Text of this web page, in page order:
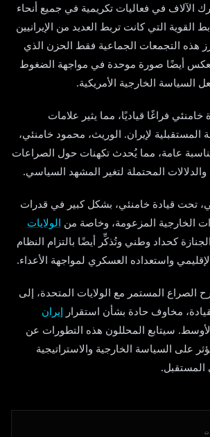
الآلاف في فعاليات تكريمية في جميع أنحاء
القوية التي كانت تربط العديد من الإيرانيين
هذه التجمعات الجماعية فقط الحزن الذي
أيضًا صورة موحدة في مواجهة الضغوط
السياسة الخارجية الأمريكية.
خامنئي فراغًا قياديًا، مما يثير علامات
لإيران. الوريث، محمود خامنئي،
عامة، مما يُحدث تكهنات حول الصراعات
المحتملة لتغير المشهد السياسي.
تحت قيادة خامنئي، بشكل كبير في قدرات
الخارجية المزعومة، وخاصة من الولايات
كحداد وطني وتُذكِّر أيضًا بالتزام النظام
واستعداده العسكري لمواجهة الأعداء.
الصراع المستمر مع الولايات المتحدة، إلى
مخاوف حادة بشأن استقرار إيران
سيتابع المحللون هذه التطورات عن
على السياسة الخارجية والاستراتيجية
المستقبل.